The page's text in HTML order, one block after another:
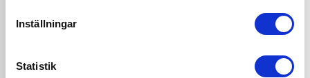
Inställningar
Statistik